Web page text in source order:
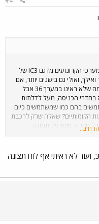
לוחות מידע אלקטרוניים קיימים בכל מערכי הקרונועים מדגם IC3 של
רכבת ישראל לפחות החל ממספר 11 ואילך, ואולי גם בישנים יותר, אם
כי עוד לא בדקתי את הנושא לעומק. מה שלא ראינו במערך 36 אבל
בחדרי הכניסה, מעל לדלתות
בהם כמו שמשתמשים כיום
הקומותיים? שאלה שרק לרכבת
מקרה, מצורפת תמונה
לפעמים, אם כי אני בספק
התצוגה הזאת לא היתה נייחת
אלא נעה כל הזמן - יש לי סרטון MPEG להוכיח את זה...) הצוגה המוזרה
נראתה בתוך מערך 13 בתאריך 24.02.2002 בעת נסיעה ברכבת
בשנה האחרונה נסעתי המון באיסי3, ועוד לא ראיתי אף לוח תצוגה